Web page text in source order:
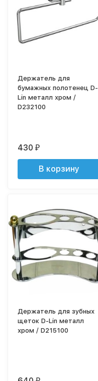
Держатель для
бумажных полотенец D-
Lin металл хром /
D232100
430₽
В корзину
Держатель для зубных
щеток D-Lin металл
хром / D215100